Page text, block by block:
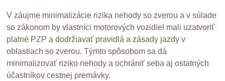
V záujme minimalizácie rizika nehody so zverou a v súlade
so zákonom by vlastníci motorových vozidiel mali uzatvoriť
platné PZP a dodržiavať pravidlá a zásady jazdy v
oblastiach so zverou. Týmto spôsobom sa dá
minimalizovať riziko nehody a ochrániť seba aj ostatných
účastníkov cestnej premávky.